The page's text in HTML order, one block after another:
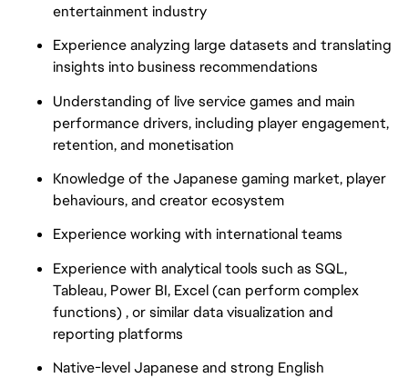
entertainment industry
Experience analyzing large datasets and translating
insights into business recommendations
Understanding of live service games and main
performance drivers, including player engagement,
retention, and monetisation
Knowledge of the Japanese gaming market, player
behaviours, and creator ecosystem
Experience working with international teams
Experience with analytical tools such as SQL,
Tableau, Power BI, Excel (can perform complex
functions) , or similar data visualization and
reporting platforms
Native-level Japanese and strong English